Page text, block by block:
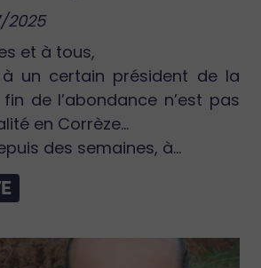
2025
et à tous,
à un certain président de la
de l’abondance n’est pas
en Corrèze…
des semaines, à...